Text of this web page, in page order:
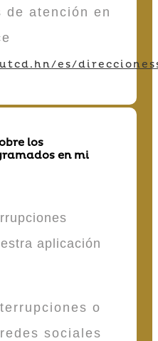
de atención en
es/
los
en mi
aplicación
o
sociales